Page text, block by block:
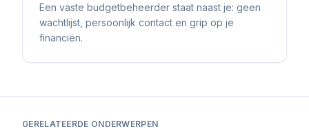
Een vaste budgetbeheerder staat naast je: geen
wachtlijst, persoonlijk contact en grip op je
financiën.
GERELATEERDE ONDERWERPEN